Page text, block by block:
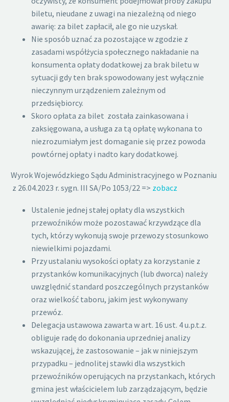
biletu, nieudane z uwagi na niezależną od niego
awarię: za bilet zapłacił, ale go nie uzyskał.
Nie sposób uznać za pozostające w zgodzie z
zasadami współżycia społecznego nakładanie na
konsumenta opłaty dodatkowej za brak biletu w
sytuacji gdy ten brak spowodowany jest wyłącznie
nieczynnym urządzeniem zależnym od
przedsiębiorcy.
Skoro opłata za bilet została zainkasowana i
zaksięgowana, a usługa za tą opłatę wykonana to
niezrozumiałym jest domaganie się przez powoda
powtórnej opłaty i nadto kary dodatkowej.
Wyrok Wojewódzkiego Sądu Administracyjnego w Poznaniu
z 26.04.2023 r. sygn. III SA/Po 1053/22 => zobacz
Ustalenie jednej stałej opłaty dla wszystkich
przewoźników może pozostawać krzywdzące dla
tych, którzy wykonują swoje przewozy stosunkowo
niewielkimi pojazdami.
Przy ustalaniu wysokości opłaty za korzystanie z
przystanków komunikacyjnych (lub dworca) należy
uwzględnić standard poszczególnych przystanków
oraz wielkość taboru, jakim jest wykonywany
przewóz.
Delegacja ustawowa zawarta w art. 16 ust. 4 u.p.t.z.
obliguje radę do dokonania uprzedniej analizy
wskazującej, że zastosowanie – jak w niniejszym
przypadku – jednolitej stawki dla wszystkich
przewoźników operujących na przystankach, których
gmina jest właścicielem lub zarządzającym, będzie